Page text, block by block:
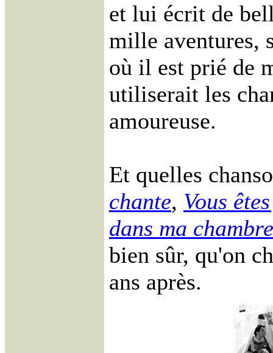
et lui écrit de
mille aventures,
où il est prié de
utiliserait les
amoureuse.
Et quelles
chante, Vous
dans ma chambre
bien sûr, qu'on
ans après.